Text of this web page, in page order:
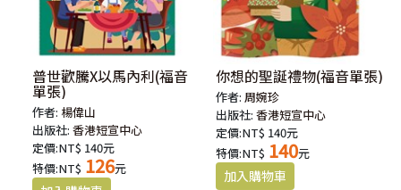
普世歡騰X以馬內利(福音
單張)
作者: 楊偉山
出版社:香港短宣中心
定價:NT$ 140元
特價:NT$ 126元
你想的聖誕禮物(福音單張)
作者:周婉珍
出版社:香港短宣中心
定價:NT$ 140元
特價:NT$ 140元